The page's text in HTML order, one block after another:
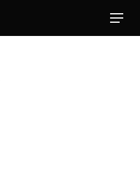
Menu